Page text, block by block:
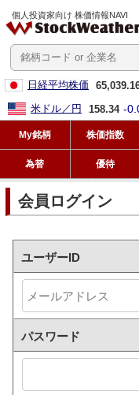
個人投資家向け 株価情報NAVI
日経平均株価
米ドル／円
158.34 -
My銘柄 株価指数
為替 優待
会員ログイン
ユーザーID
パスワード